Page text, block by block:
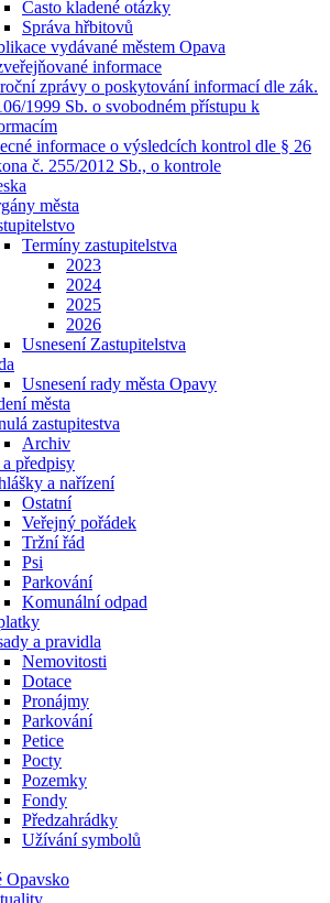
Často kladené otázky
Správa hřbitovů
vydávané městem Opava
informace
zprávy o poskytování informací dle zák.
1999 Sb. o svobodném přístupu k
informace o výsledcích kontrol dle § 26
č. 255/2012 Sb., o kontrole
města
Termíny zastupitelstva
2023
2024
2025
2026
Usnesení Zastupitelstva
Usnesení rady města Opavy
města
zastupitestva
Archiv
předpisy
a nařízení
Ostatní
Veřejný pořádek
Tržní řád
Psi
Parkování
Komunální odpad
a pravidla
Nemovitosti
Dotace
Pronájmy
Parkování
Petice
Pocty
Pozemky
Fondy
Předzahrádky
Užívání symbolů
Opavsko